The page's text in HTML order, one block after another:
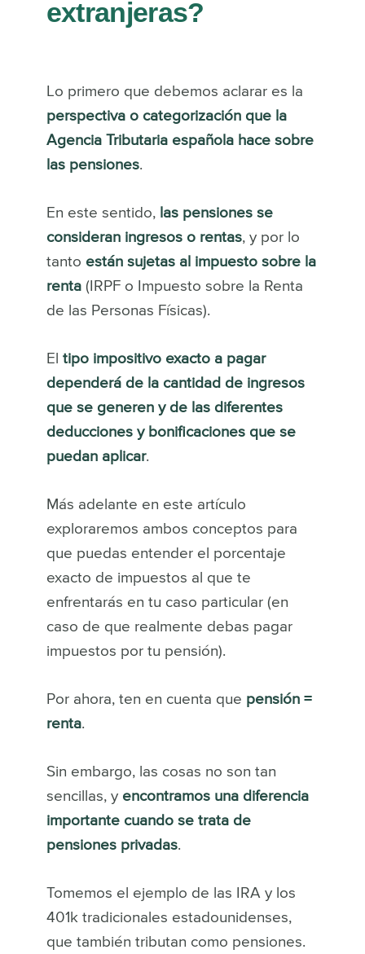
extranjeras?
Lo primero que debemos aclarar es la
perspectiva o categorización que la
Agencia Tributaria española hace sobre
las pensiones.
En este sentido,las pensiones se
consideran ingresos o rentas, y por lo
tanto están sujetas al impuesto sobre la
renta(IRPF o Impuesto sobre la Renta
de las Personas Físicas).
El tipo impositivo exacto a pagar
dependerá de la cantidad de ingresos
que se generen y de las diferentes
deducciones y bonificaciones que se
puedan aplicar.
Más adelante en este artículo
exploraremos ambos conceptos para
que puedas entender el porcentaje
exacto de impuestos al que te
enfrentarás en tu caso particular (en
caso de que realmente debas pagar
impuestos por tu pensión).
Por ahora, ten en cuenta que pensión =
renta.
Sin embargo, las cosas no son tan
sencillas, y encontramos una diferencia
importante cuando se trata de
pensiones privadas.
Tomemos el ejemplo de las IRA y los
401k tradicionales estadounidenses,
que también tributan como pensiones.